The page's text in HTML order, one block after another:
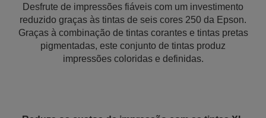
Desfrute de impressões fiáveis com um investimento
reduzido graças às tintas de seis cores 250 da Epson.
Graças à combinação de tintas corantes e tintas pretas
pigmentadas, este conjunto de tintas produz
impressões coloridas e definidas.